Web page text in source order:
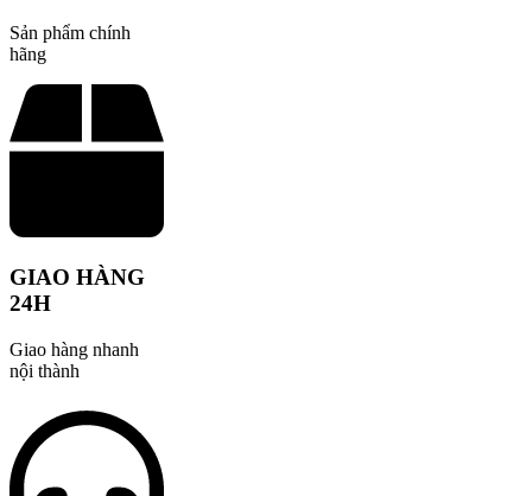
Sản phẩm chính
hãng
GIAO HÀNG
24H
Giao hàng nhanh
nội thành